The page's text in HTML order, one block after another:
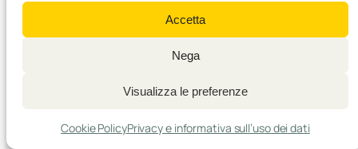
Accetta
Nega
Visualizza le preferenze
Cookie PolicyPrivacy e informativa sull’uso dei dati
3
carichi su WordPress, vengono
(ovverorapporto
di queste copie sono di default e sono riferibili a
che vedi nella libreria media), altre copie di altre